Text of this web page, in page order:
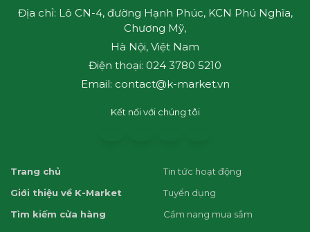
Địa chỉ: Lô CN-4, đường Hạnh Phúc, KCN Phú Nghĩa,
Chương Mỹ,
Hà Nội, Việt Nam
Điện thoại: 024 3780 5210
Email: contact@k-market.vn
Kết nối với chúng tôi
Trang chủ
Giới thiệu về K-Market
Tìm kiếm cửa hàng
Tin tức hoạt động
Tuyển dụng
Cẩm nang mua sắm